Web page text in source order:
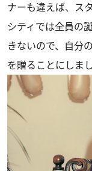
ナーも違えば、ス
シティでは全員の
きないので、自分
を贈ることにしまし